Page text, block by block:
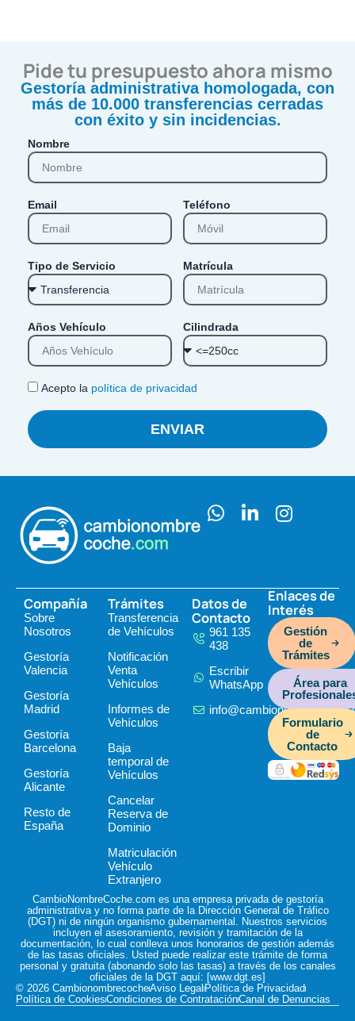
Pide tu presupuesto ahora mismo
Gestoría administrativa homologada, con
más de 10.000 transferencias cerradas
con éxito y sin incidencias.
Nombre
Email Teléfono
Tipo de Servicio Matrícula
Años Vehículo Cilindrada
Acepto la política de privacidad
ENVIAR
W
s
a
p
p
L
e
i
-
i
n
I
a
g
r
a
m
Compañía
Sobre
Nosotros
Gestoría
Valencia
Gestoría
Madrid
Gestoría
Barcelona
Gestoría
Alicante
Resto de
España
Trámites
Transferencia
de Vehículos
Notificación
Venta
Vehículos
Informes de
Vehículos
Baja
temporal de
Vehículos
Cancelar
Reserva de
Dominio
Matriculación
Vehículo
Extranjero
Datos de
Contacto
961 135
438
Escribir
WhatsApp
Enlaces de
Interés
Gestión
de
Trámites
Área para
Formulario
de
Contacto
CambioNombreCoche.com es una empresa privada de gestoría
administrativa y no forma parte de la Dirección General de Tráfico
(DGT) ni de ningún organismo gubernamental. Nuestros servicios
incluyen el asesoramiento, revisión y tramitación de la
documentación, lo cual conlleva unos honorarios de gestión además
de las tasas oficiales. Usted puede realizar este trámite de forma
personal y gratuita (abonando solo las tasas) a través de los canales
oficiales de la DGT aquí: [www.dgt.es]
© 2026 CambionombrecocheAviso Legal Política de Privacidad
Política de CookiesCondiciones de ContrataciónCanal de Denuncias